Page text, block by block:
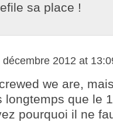
sa place !
décembre 2012 at
we are,
longtemps que le
pourquoi il ne